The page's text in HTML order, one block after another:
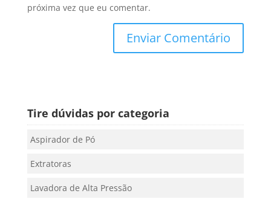
próxima vez que eu comentar.
Tire dúvidas por categoria
Aspirador de Pó
Extratoras
Lavadora de Alta Pressão